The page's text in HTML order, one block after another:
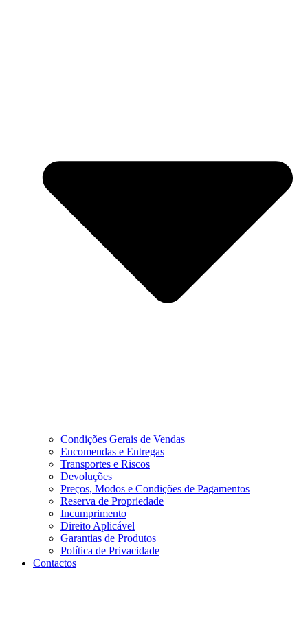
Condições Gerais de Vendas
Encomendas e Entregas
Transportes e Riscos
Devoluções
Preços, Modos e Condições de Pagamentos
Reserva de Propriedade
Incumprimento
Direito Aplicável
Garantias de Produtos
Política de Privacidade
Contactos